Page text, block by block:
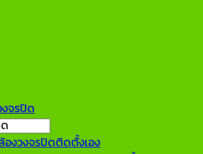
จรปิด
งวงจรปิดติดตั้งเอง